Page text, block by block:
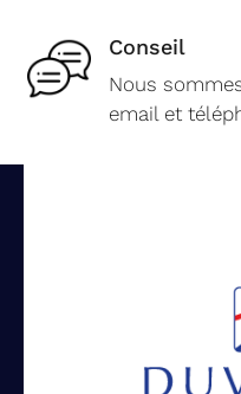
Conseil
Nous
email et